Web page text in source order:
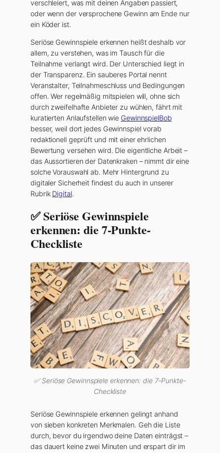
verschleiert, was mit deinen Angaben passiert,
oder wenn der versprochene Gewinn am Ende nur
ein Köder ist.
Seriöse Gewinnspiele erkennen heißt deshalb vor
allem, zu verstehen, was im Tausch für die
Teilnahme verlangt wird. Der Unterschied liegt in
der Transparenz. Ein sauberes Portal nennt
Veranstalter, Teilnahmeschluss und Bedingungen
offen. Wer regelmäßig mitspielen will, ohne sich
durch zweifelhafte Anbieter zu wühlen, fährt mit
kuratierten Anlaufstellen wie GewinnspielBob
besser, weil dort jedes Gewinnspiel vorab
redaktionell geprüft und mit einer ehrlichen
Bewertung versehen wird. Die eigentliche Arbeit –
das Aussortieren der Datenkraken – nimmt dir eine
solche Vorauswahl ab. Mehr Hintergrund zu
digitaler Sicherheit findest du auch in unserer
Rubrik Digital.
✅ Seriöse Gewinnspiele
erkennen: die 7-Punkte-
Checkliste
✅ Seriöse Gewinnspiele erkennen: die 7-Punkte-
Checkliste
Seriöse Gewinnspiele erkennen gelingt anhand
von sieben konkreten Merkmalen. Geh die Liste
durch, bevor du irgendwo deine Daten einträgst –
das dauert keine zwei Minuten und erspart dir im